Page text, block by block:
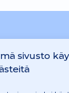
sivusto